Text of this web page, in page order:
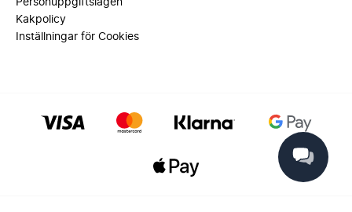
Personuppgiftslagen
Kakpolicy
Inställningar för Cookies